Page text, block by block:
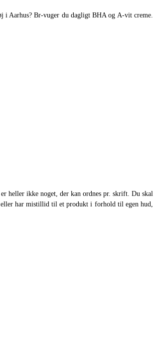
Aarhus? Br-vuger du dagligt BHA og A-vit creme.
heller ikke noget, der kan ordnes pr. skrift. Du skal
eller har mistillid til et produkt i forhold til egen hud,